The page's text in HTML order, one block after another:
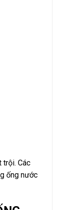
trội. Các
ống nước